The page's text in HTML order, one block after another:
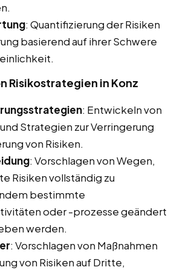
: Quantifizierung der Risiken
basierend auf ihrer Schwere
Risikostrategien in Konz
: Entwickeln von
Strategien zur Verringerung
von Risiken.
: Vorschlagen von Wegen,
Risiken vollständig zu
bestimmte
oder -prozesse geändert
werden.
: Vorschlagen von Maßnahmen
von Risiken auf Dritte,